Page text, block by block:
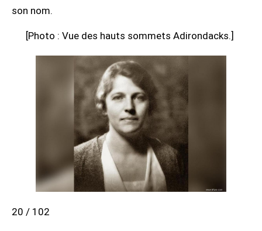
son nom.
[Photo : Vue des hauts sommets Adirondacks.]
20 / 102